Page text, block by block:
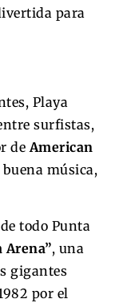
para
Playa
surfistas,
de American
música,
todo Punta
Arena”, una
gigantes
por el